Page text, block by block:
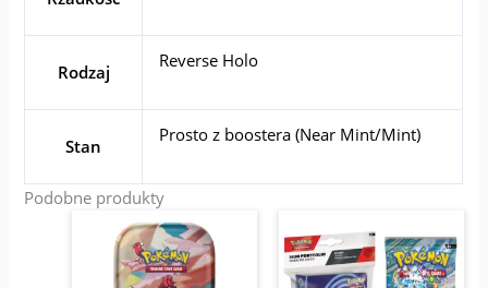
Rodzaj
Reverse Holo
Stan
Prosto z boostera (Near Mint/Mint)
Podobne produkty